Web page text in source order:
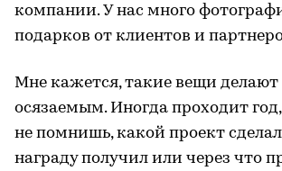
компании. У нас много
подарков от клиентов и
Мне кажется, такие вещи делают
осязаемым. Иногда проходит
не помнишь, какой проект
награду получил или через что